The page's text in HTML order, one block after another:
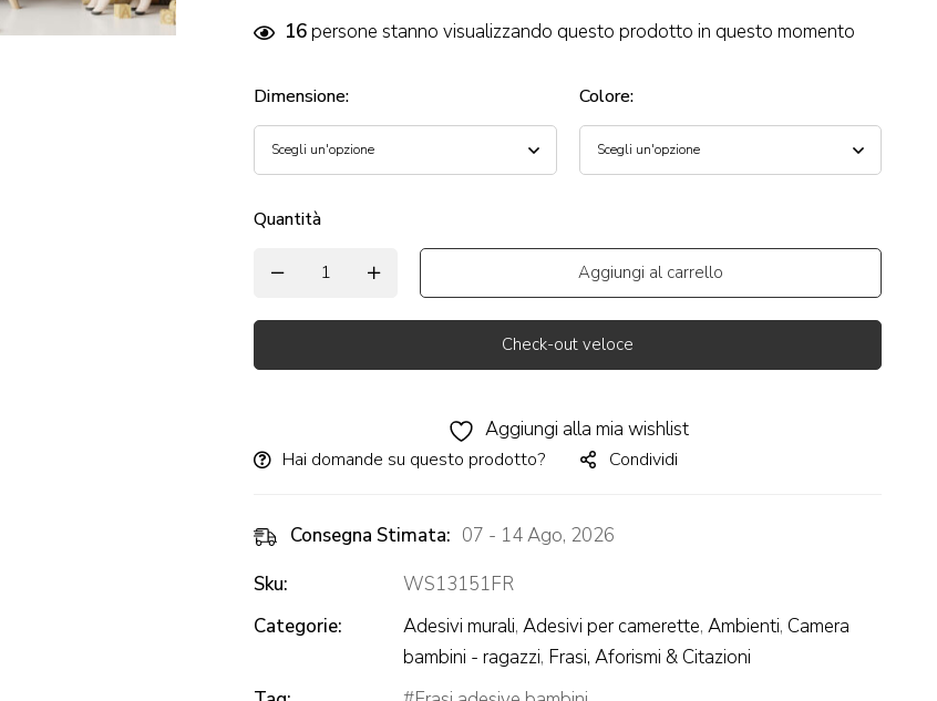
16persone stanno visualizzando questo prodotto in questo momento
Dimensione: Colore:
Quantità
Aggiungi al carrello
Check-out veloce
Aggiungi alla mia wishlist
Hai domande su questo prodotto? Condividi
Consegna Stimata: 07 - 14 Ago, 2026
Sku:
WS13151FR
Categorie:
Adesivi murali, Adesivi per camerette, Ambienti, Camera
bambini - ragazzi, Frasi, Aforismi & Citazioni